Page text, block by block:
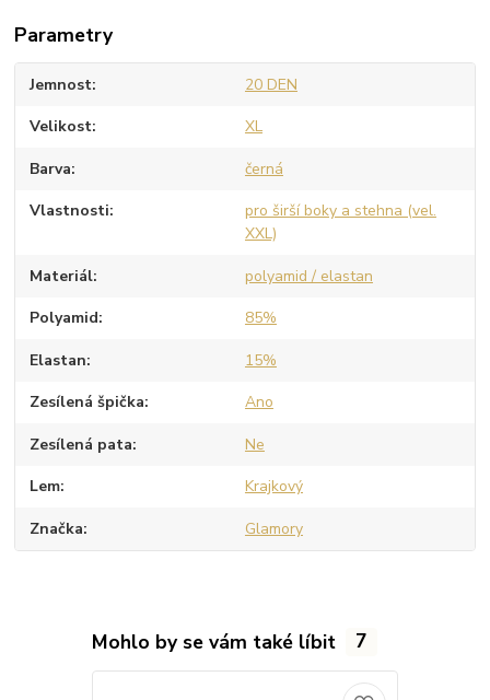
Parametry
Jemnost 20 DEN
Velikost XL
Barva černá
Vlastnosti
pro širší boky a stehna (vel.
XXL)
Materiál polyamid / elastan
Polyamid 85%
Elastan 15%
Zesílená špička Ano
Zesílená pata Ne
Lem Krajkový
Značka Glamory
Mohlo by se vám také líbit 7